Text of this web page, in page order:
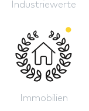
Industriewerte
Immobilien